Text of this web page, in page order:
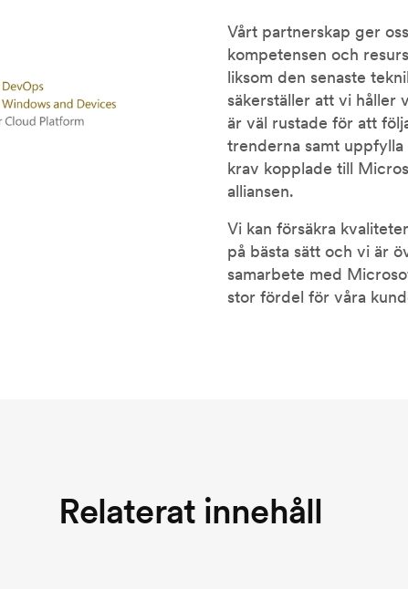
Vårt partnerskap ger
kompetensen och
liksom den senaste
säkerställer att vi håller
är väl rustade för att
trenderna samt
krav kopplade till
alliansen.
Vi kan försäkra
på bästa sätt och vi är
samarbete med
stor fördel för våra
Relaterat innehåll